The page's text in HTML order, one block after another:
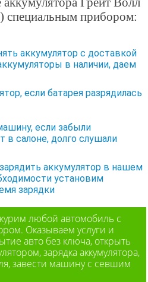
специальным прибором:
аккумулятор с доставкой
в наличии, даем
если батарея разрядилась
если забыли
салоне, долго слушали
аккумулятор в нашем
установим
зарядки
любой автомобиль с
Оказываем услуги и
авто без ключа, открыть
зарядка аккумулятора,
завести машину с севшим